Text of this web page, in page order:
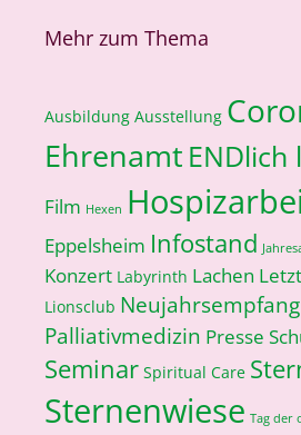
Mehr zum Thema
Ausbildung Ausstellung
Ehrenamt ENDlich
Film Hexen
Eppelsheim Infostand
Konzert Labyrinth Lachen
Lionsclub Neujahrsempfang
Palliativmedizin Presse
Seminar Spiritual Care
Sternenwiese Tag der